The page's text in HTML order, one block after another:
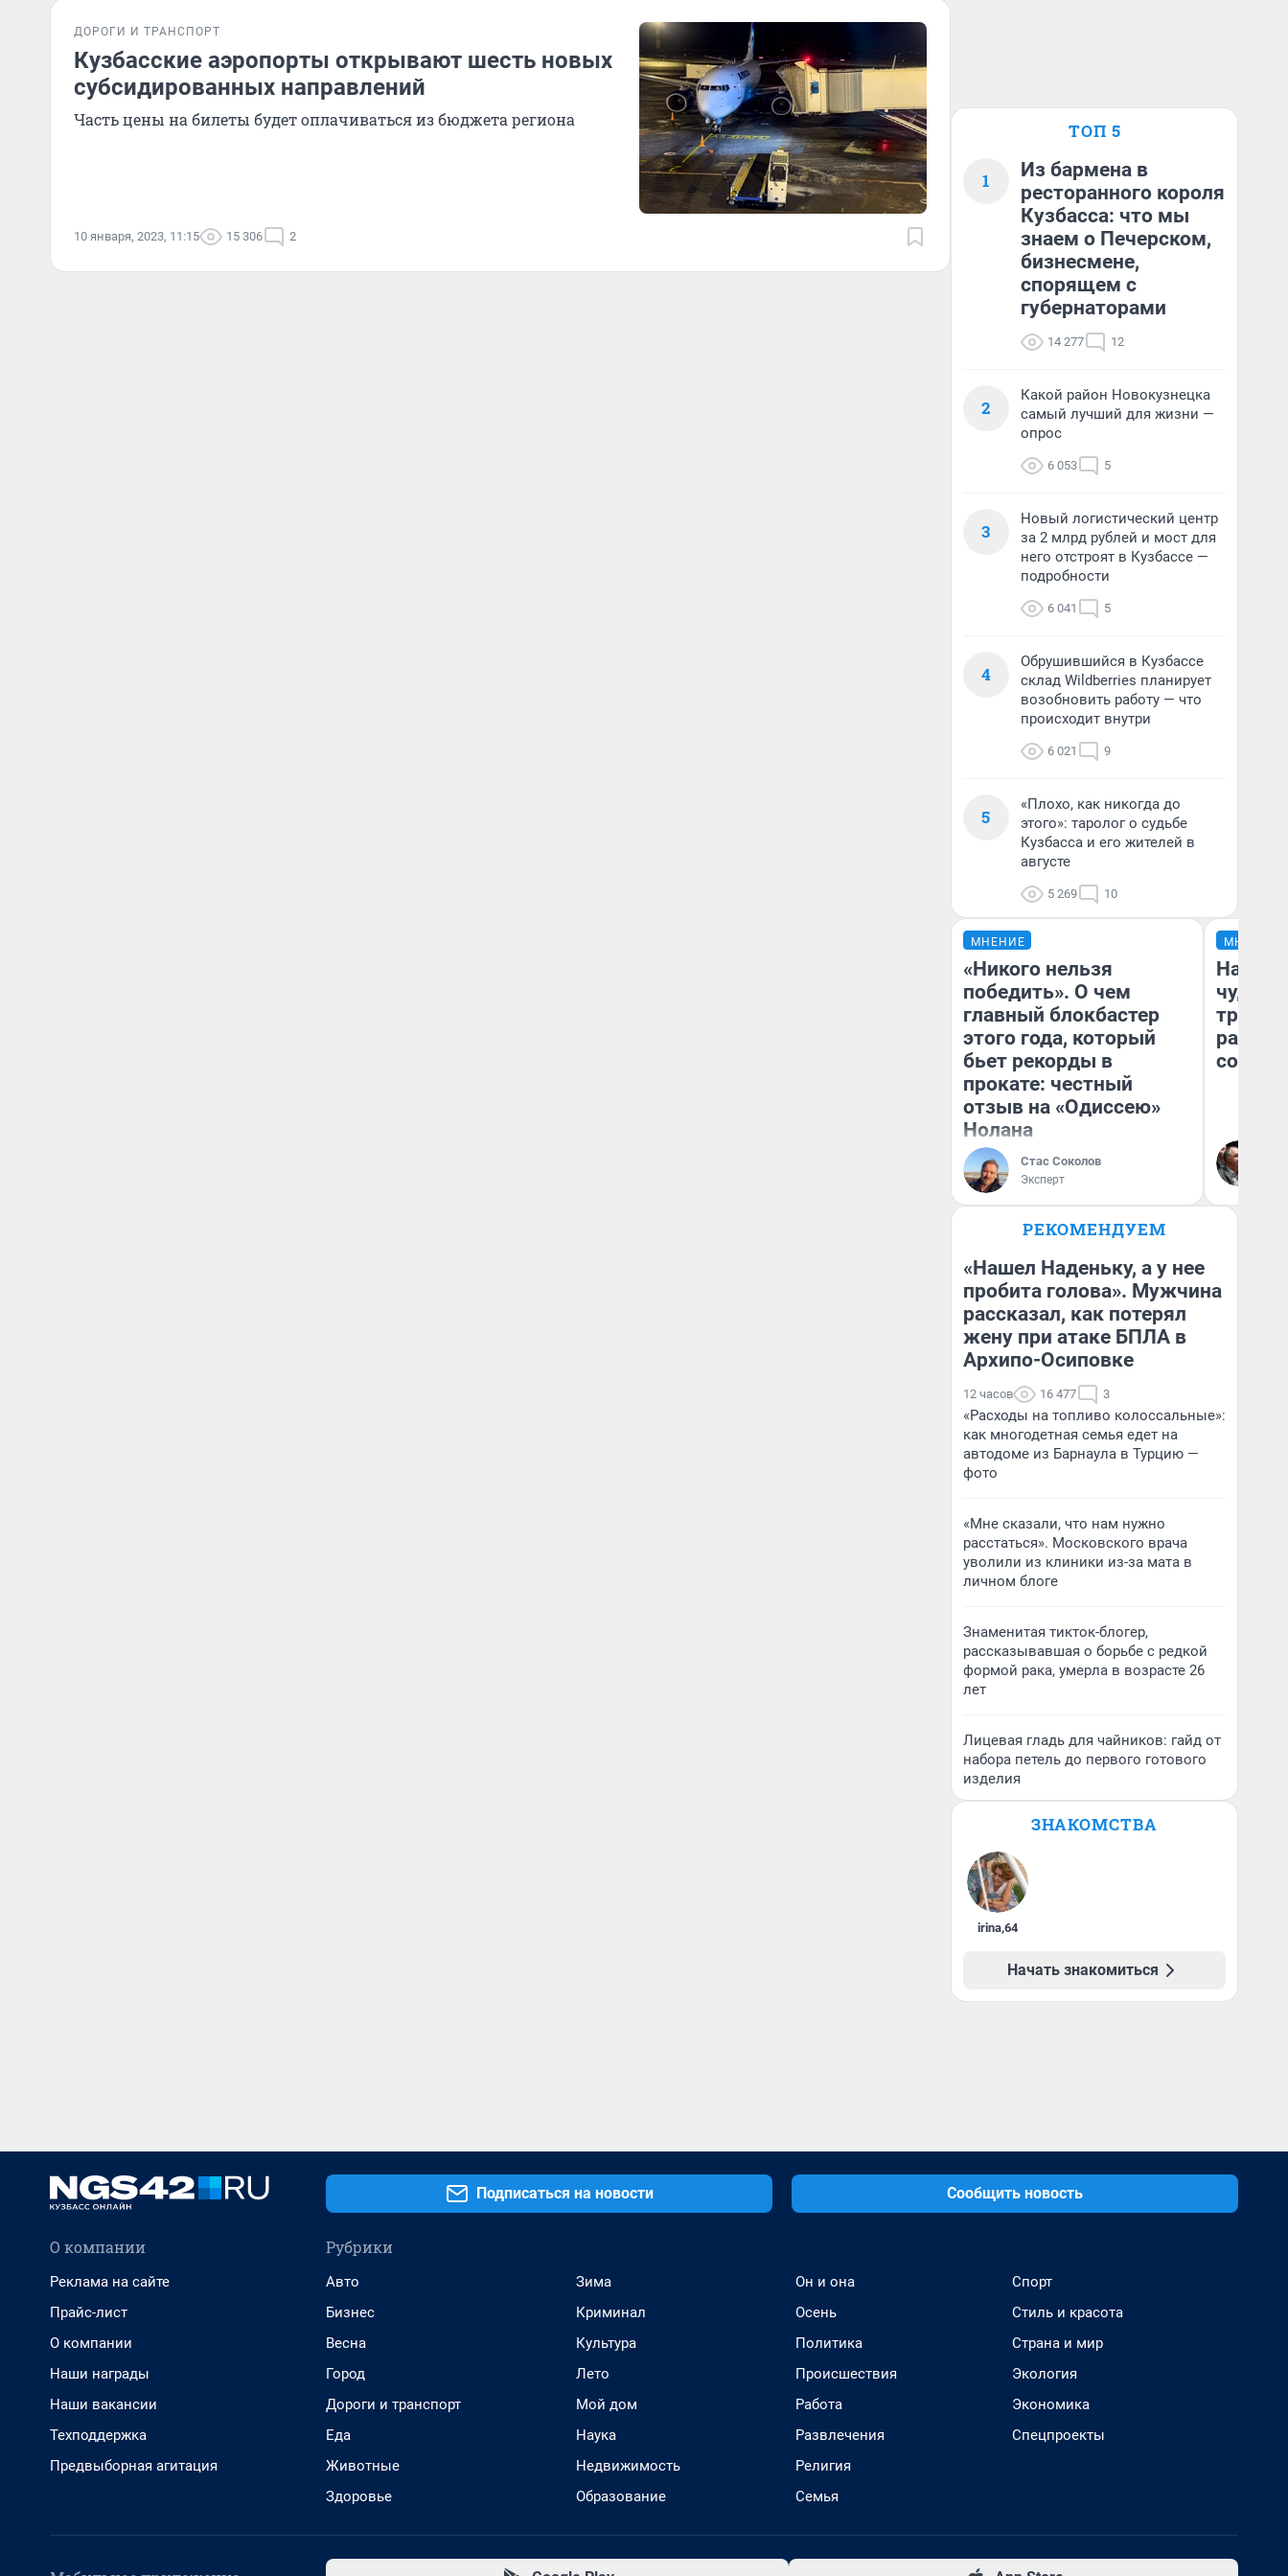
ДОРОГИ И ТРАНСПОРТ
Кузбасские аэропорты открывают шесть новых
субсидированных направлений
Часть цены на билеты будет оплачиваться из бюджета региона
10 января, 2023, 11:15 15 306 2
ТОП 5
1
Из бармена в
ресторанного короля
Кузбасса: что мы
знаем о Печерском,
бизнесмене,
спорящем с
губернаторами
14 277 12
2
Какой район Новокузнецка
самый лучший для жизни —
опрос
6 053 5
3
Новый логистический центр
за 2 млрд рублей и мост для
него отстроят в Кузбассе —
подробности
6 041 5
4
Обрушившийся в Кузбассе
склад Wildberries планирует
возобновить работу — что
происходит внутри
6 021 9
5
«Плохо, как никогда до
этого»: таролог о судьбе
Кузбасса и его жителей в
августе
5 269 10
МНЕНИЕ
«Никого нельзя
победить». О чем
главный блокбастер
этого года, который
бьет рекорды в
прокате: честный
отзыв на «Одиссею»
Нолана
Стас Соколов
Эксперт
МНЕНИЕ
чудом
РЕКОМЕНДУЕМ
«Нашел Наденьку, а у нее
пробита голова». Мужчина
рассказал, как потерял
жену при атаке БПЛА в
Архипо-Осиповке
12 часов 16 477 3
«Расходы на топливо колоссальные»:
как многодетная семья едет на
автодоме из Барнаула в Турцию —
фото
«Мне сказали, что нам нужно
расстаться». Московского врача
уволили из клиники из-за мата в
личном блоге
Знаменитая тикток-блогер,
рассказывавшая о борьбе с редкой
формой рака, умерла в возрасте 26
лет
Лицевая гладь для чайников: гайд от
набора петель до первого готового
изделия
ЗНАКОМСТВА
irina,64
Начать знакомиться
Подписаться на новости Сообщить новость
О компании
Реклама на сайте
Прайс-лист
О компании
Наши награды
Наши вакансии
Техподдержка
Предвыборная агитация
Рубрики
Авто
Бизнес
Весна
Город
Дороги и транспорт
Еда
Животные
Здоровье
Зима
Криминал
Культура
Лето
Мой дом
Наука
Недвижимость
Образование
Он и она
Осень
Политика
Происшествия
Работа
Развлечения
Религия
Семья
Спорт
Стиль и красота
Страна и мир
Экология
Экономика
Спецпроекты